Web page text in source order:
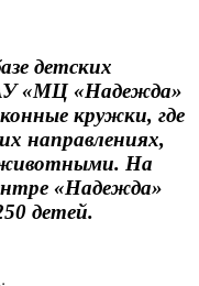
детских
«МЦ «Надежда»
кружки, где
направлениях,
На
«Надежда»
детей.